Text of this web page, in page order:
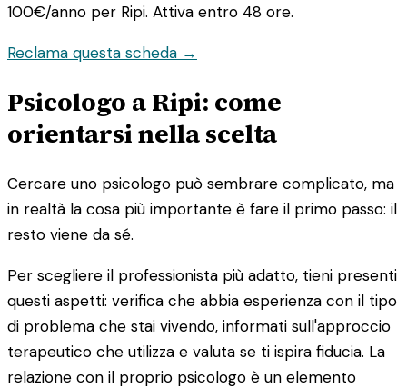
100€/anno per Ripi. Attiva entro 48 ore.
Reclama questa scheda →
Psicologo a Ripi: come
orientarsi nella scelta
Cercare uno psicologo può sembrare complicato, ma
in realtà la cosa più importante è fare il primo passo: il
resto viene da sé.
Per scegliere il professionista più adatto, tieni presenti
questi aspetti: verifica che abbia esperienza con il tipo
di problema che stai vivendo, informati sull'approccio
terapeutico che utilizza e valuta se ti ispira fiducia. La
relazione con il proprio psicologo è un elemento